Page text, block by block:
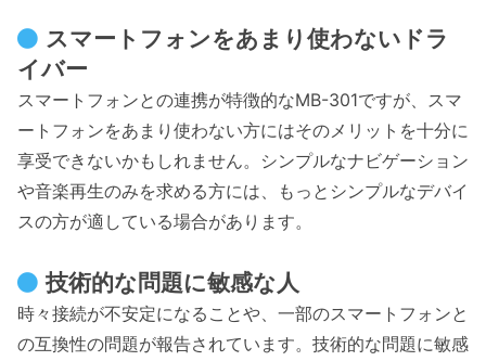
スマートフォンをあまり使わないドラ
イバー
スマートフォンとの連携が特徴的なMB-301ですが、スマ
ートフォンをあまり使わない方にはそのメリットを十分に
享受できないかもしれません。シンプルなナビゲーション
や音楽再生のみを求める方には、もっとシンプルなデバイ
スの方が適している場合があります。
技術的な問題に敏感な人
時々接続が不安定になることや、一部のスマートフォンと
の互換性の問題が報告されています。技術的な問題に敏感